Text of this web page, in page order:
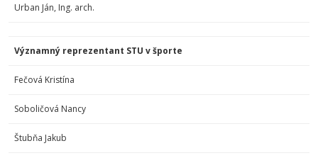
Urban Ján, Ing. arch.
Významný reprezentant STU v športe
Fečová Kristína
Soboličová Nancy
Štubňa Jakub